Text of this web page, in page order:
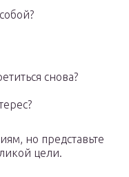
снова?
но представьте
цели.